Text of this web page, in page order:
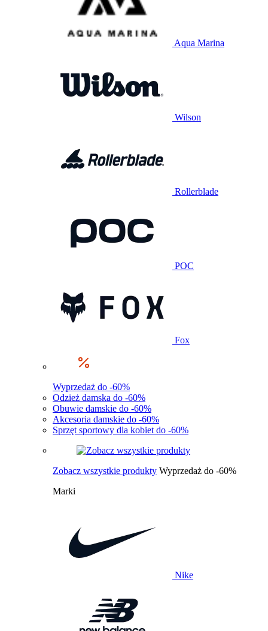
Aqua Marina
Wilson
Rollerblade
POC
Fox
Wyprzedaż do -60%
Odzież damska do -60%
Obuwie damskie do -60%
Akcesoria damskie do -60%
Sprzęt sportowy dla kobiet do -60%
Zobacz wszystkie produkty Wyprzedaż do -60%
Marki
Nike